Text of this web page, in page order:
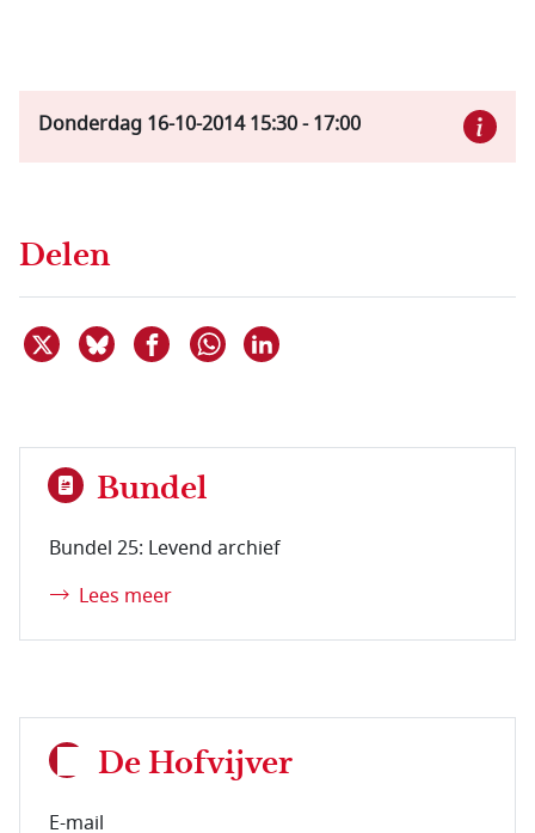
Donderdag 16-10-201415:30-17:00
Delen
Deel dit item op X
Deel dit item op Bluesky
Deel dit item op Facebook
Delen via WhatsApp
Bundel
Bundel 25: Levend archief
Lees meer
De Hofvijver
E-mail